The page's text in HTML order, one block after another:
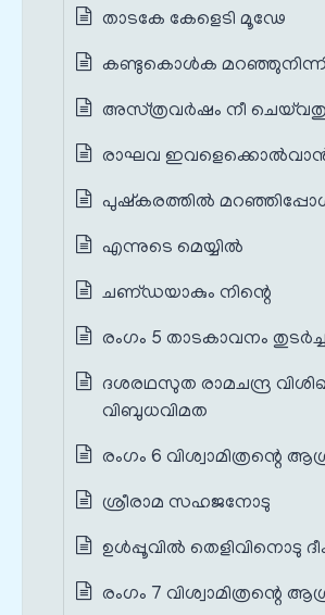
താടകേ കേളെടി മൂഢേ
കണ്ടുകൊള്‍ക
അസ്‌ത്രവര്‍ഷം നീ ചെയ്‌വതു
രാഘവ
പുഷ്‌കരത്തില്‍
എന്നുടെ മെയ്യില്‍
ചണ്‌ഡയാകും നിന്റെ
രംഗം 5 താടകാവനം തുടർച്ച
ദശരഥസുത രാമചന്ദ്ര
വിബുധവിമത
രംഗം 6 വിശ്വാമിത്രന്റെ
ശ്രീരാമ സഹജനോടു
ഉള്‍പ്പൂവില്‍ തെളിവിനൊടു
രംഗം 7 വിശ്വാമിത്രന്റെ